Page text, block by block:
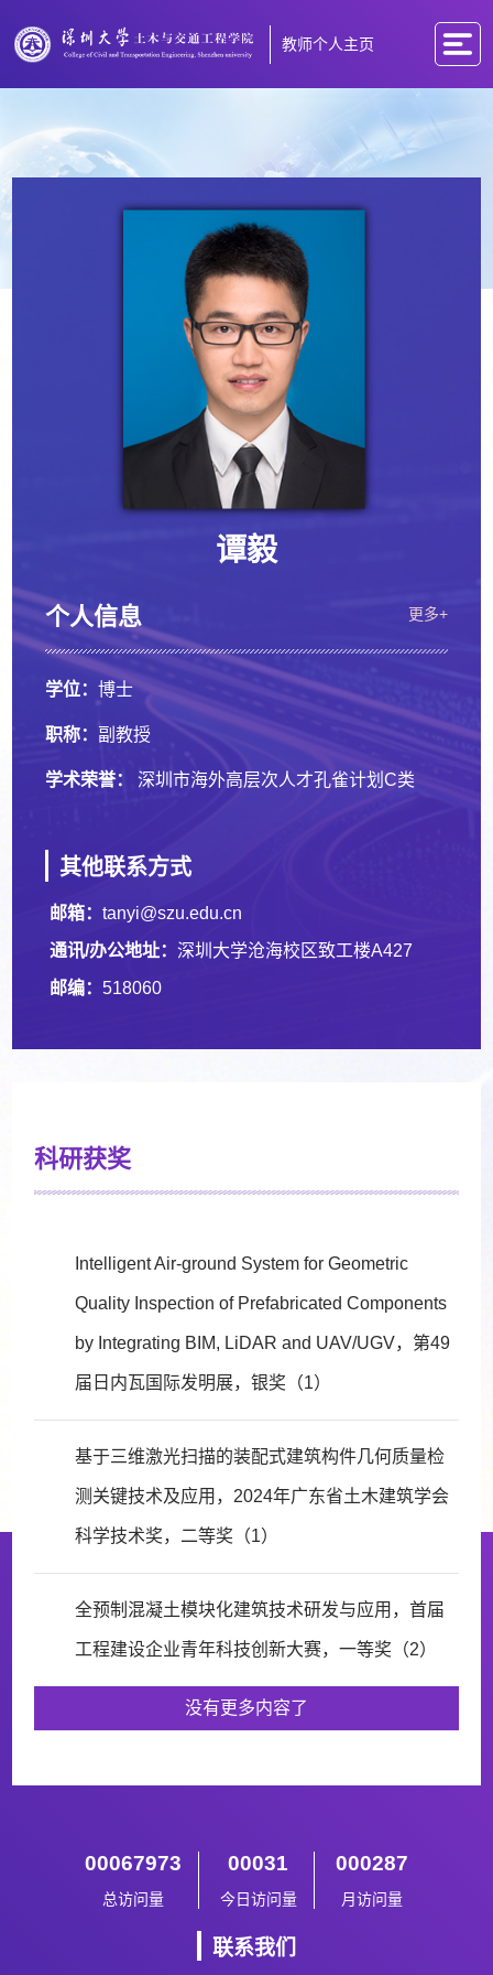
教师个人主页
谭毅
个人信息 更多+
学位：博士
职称： 副教授
学术荣誉： 深圳市海外高层次人才孔雀计划C类
其他联系方式
邮箱： tanyi@szu.edu.cn
通讯/办公地址： 深圳大学沧海校区致工楼A427
邮编： 518060
科研获奖
Intelligent Air-ground System for Geometric
Quality Inspection of Prefabricated Components
by Integrating BIM, LiDAR and UAV/UGV，第49
届日内瓦国际发明展，银奖（1）
基于三维激光扫描的装配式建筑构件几何质量检
测关键技术及应用，2024年广东省土木建筑学会
科学技术奖，二等奖（1）
全预制混凝土模块化建筑技术研发与应用，首届
工程建设企业青年科技创新大赛，一等奖（2）
没有更多内容了
00067973
总访问量
00031
今日访问量
000287
月访问量
联系我们